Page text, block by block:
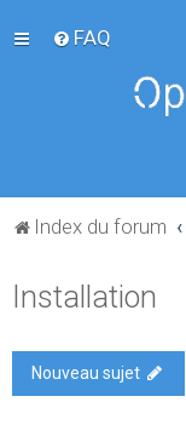
FAQ
Index du forum
Installation
Nouveau sujet